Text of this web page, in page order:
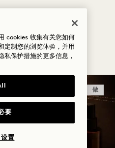
做
cookies 收集有关您如何
定制您的浏览体验，并用
私保护措施的更多信息，
要
置